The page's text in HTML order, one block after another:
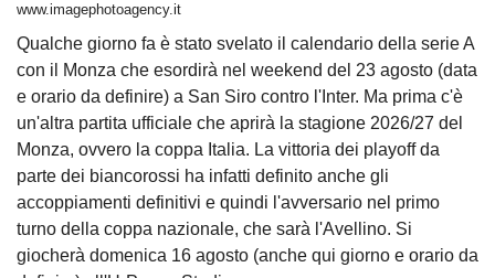
www.imagephotoagency.it
Qualche giorno fa è stato svelato il calendario della serie A
con il Monza che esordirà nel weekend del 23 agosto (data
e orario da definire) a San Siro contro l'Inter. Ma prima c'è
un'altra partita ufficiale che aprirà la stagione 2026/27 del
Monza, ovvero la coppa Italia. La vittoria dei playoff da
parte dei biancorossi ha infatti definito anche gli
accoppiamenti definitivi e quindi l'avversario nel primo
turno della coppa nazionale, che sarà l'Avellino. Si
giocherà domenica 16 agosto (anche qui giorno e orario da